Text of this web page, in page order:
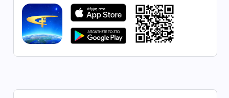
45:48
Μαρτυρία πίστης «Τα
μαθήματα που πήρα από τις
αποτυχίες»
συναισθήματα»